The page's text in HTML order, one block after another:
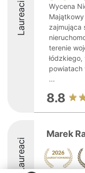
Laureaci
Wycena
zajmująca
terenie
powiatach
...
8.8
Laureaci
Marek